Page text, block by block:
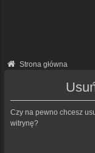
Strona główna
Czy na pewno chcesz
witrynę?